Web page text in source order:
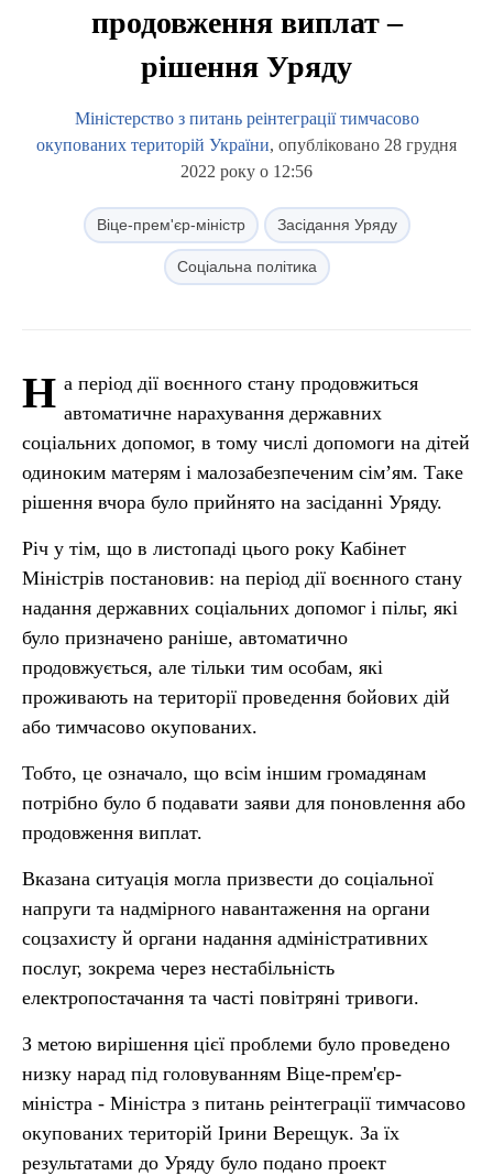
продовження виплат –
рішення Уряду
Міністерство з питань реінтеграції тимчасово
окупованих територій України, опубліковано 28 грудня
2022 року о 12:56
Віце-прем'єр-міністр Засідання Уряду
Соціальна політика
Н а період дії воєнного стану продовжиться
автоматичне нарахування державних
соціальних допомог, в тому числі допомоги на дітей
одиноким матерям і малозабезпеченим сім’ям. Таке
рішення вчора було прийнято на засіданні Уряду.
Річ у тім, що в листопаді цього року Кабінет
Міністрів постановив: на період дії воєнного стану
надання державних соціальних допомог і пільг, які
було призначено раніше, автоматично
продовжується, але тільки тим особам, які
проживають на території проведення бойових дій
або тимчасово окупованих.
Тобто, це означало, що всім іншим громадянам
потрібно було б подавати заяви для поновлення або
продовження виплат.
Вказана ситуація могла призвести до соціальної
напруги та надмірного навантаження на органи
соцзахисту й органи надання адміністративних
послуг, зокрема через нестабільність
електропостачання та часті повітряні тривоги.
З метою вирішення цієї проблеми було проведено
низку нарад під головуванням Віце-прем'єр-
міністра - Міністра з питань реінтеграції тимчасово
окупованих територій Ірини Верещук. За їх
результатами до Уряду було подано проект